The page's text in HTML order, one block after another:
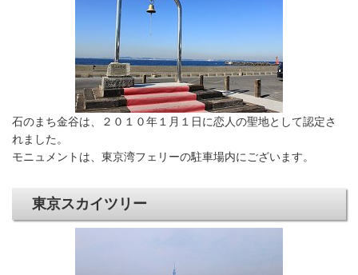
石のまち金谷は、２０１０年１月１日に恋人の聖地として認定さ
れました。
モニュメントは、東京湾フェリーの駐車場内にございます。
東京スカイツリー